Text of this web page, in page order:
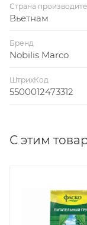
Страна
Вьетнам
Бренд
Nobilis Marco
ШтрихКод
5500012473312
С этим